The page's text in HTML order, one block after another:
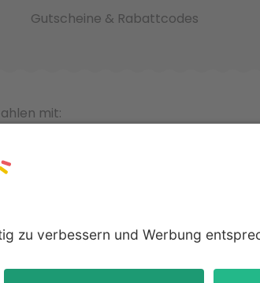
Gutscheine & Rabattcodes
mit:
der jeweiligen